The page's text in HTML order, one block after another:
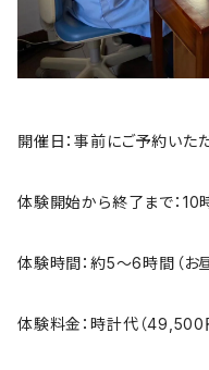
開催日：事前にご予約い
体験開始から終了まで：10
体験時間：約5～6時間（お
体験料金：時計代（